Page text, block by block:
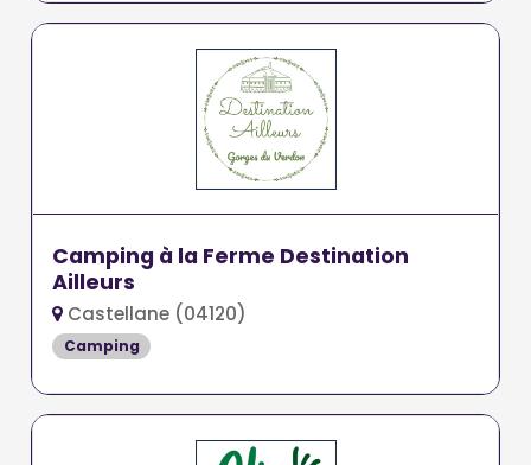
Camping à la Ferme Destination
Ailleurs
Castellane (04120)
Camping